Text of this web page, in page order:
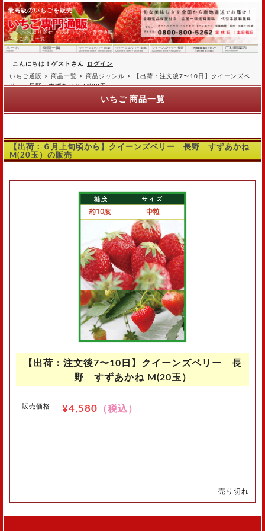
いちご 商品一覧
最高級のいちごを販売
いちご-お取り寄せ ギフト｜いちご専門通販
いちご商品一覧
こんにちは！ゲストさん ログイン
いちご通販 > 商品一覧 > 商品ジャンル >
【出荷：注文後7〜10日】クイーンズベ
リー 長野 すずあかね M(20玉）
【出荷：６月上旬頃から】クイーンズベリー 長野 すずあかね
M(20玉）の販売
【出荷：注文後7〜10日】クイーンズベリー 長
野 すずあかね M(20玉）
販売価格: ¥4,580 （税込）
売り切れ